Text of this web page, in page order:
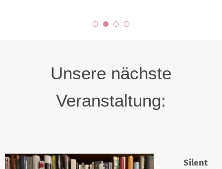
Unsere nächste
Veranstaltung:
Silent